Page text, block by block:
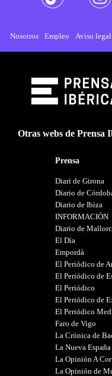
Nosotros Empleo Aviso legal
Otras webs de Prensa
Prensa
Diari de Girona
Diario de
Diario de Ibiza
INFORMACIÓN
Diario de
El Día
Empordà
El Periódico de
El Periódico de
El Periódico
El Periódico de
El Periódico
Faro de Vigo
La Crónica de
La Nueva España
La Opinión A
La Opinión de